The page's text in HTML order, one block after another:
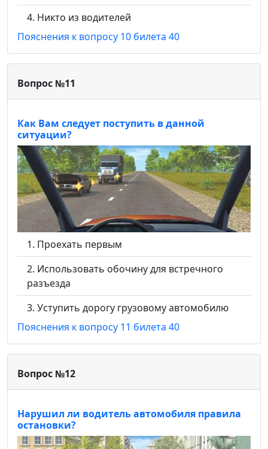
Никто из водителей
Пояснения к вопросу 10 билета 40
Вопрос №11
Как Вам следует поступить в данной
ситуации?
Проехать первым
Использовать обочину для встречного
разъезда
Уступить дорогу грузовому автомобилю
Пояснения к вопросу 11 билета 40
Вопрос №12
Нарушил ли водитель автомобиля правила
остановки?